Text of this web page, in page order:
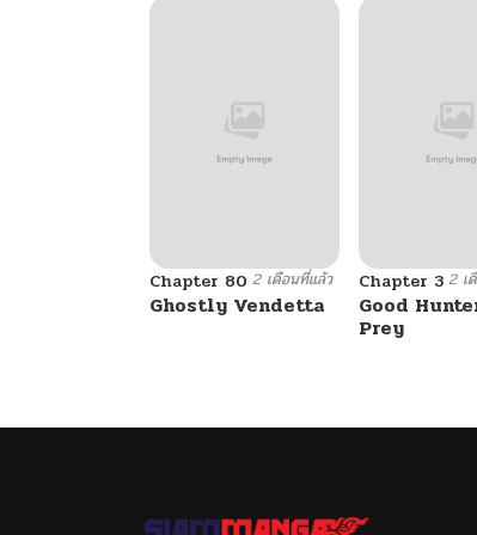
Chapter 80 2 เดือนที่แล้ว
Ghostly Vendetta
Chapter 3 2 เ
Good
Prey